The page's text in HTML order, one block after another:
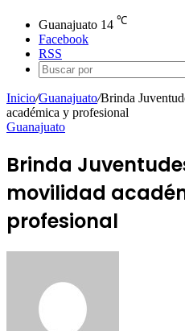
Guanajuato 14 ℃
Facebook
RSS
Inicio/Guanajuato/Brinda
académica y profesional
Guanajuato
Brinda
movilidad
profesional